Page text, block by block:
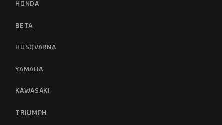
HONDA
BETA
HUSQVARNA
YAMAHA
KAWASAKI
TRIUMPH